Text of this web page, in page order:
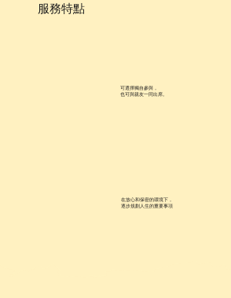
服務特點
可選擇獨自參與，
​也可與親友一同出席。
在放心和保密的環境下，
逐步規劃人生的重要事項